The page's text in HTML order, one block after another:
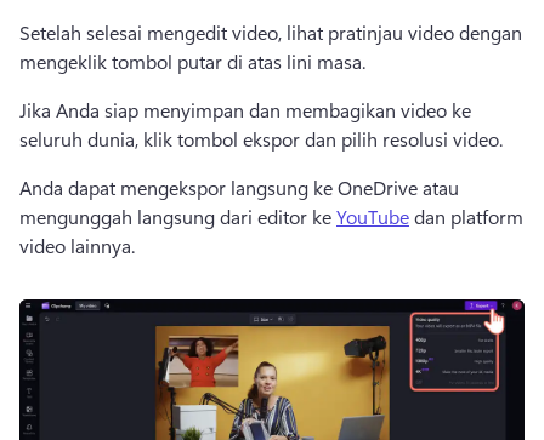
Setelah selesai mengedit video, lihat pratinjau video dengan
mengeklik tombol putar di atas lini masa.
Jika Anda siap menyimpan dan membagikan video ke
seluruh dunia, klik tombol ekspor dan pilih resolusi video.
Anda dapat mengekspor langsung ke OneDrive atau
mengunggah langsung dari editor ke YouTube dan platform
video lainnya.